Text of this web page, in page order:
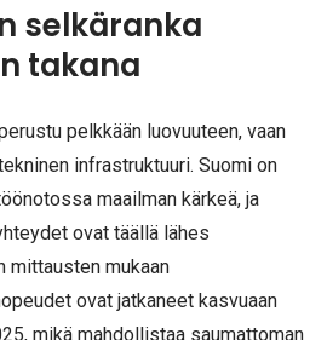
selkäranka
takana
pelkkään luovuuteen, vaan
infrastruktuuri. Suomi on
maailman kärkeä, ja
ovat täällä lähes
mittausten mukaan
ovat jatkaneet kasvuaan
mikä mahdollistaa saumattoman